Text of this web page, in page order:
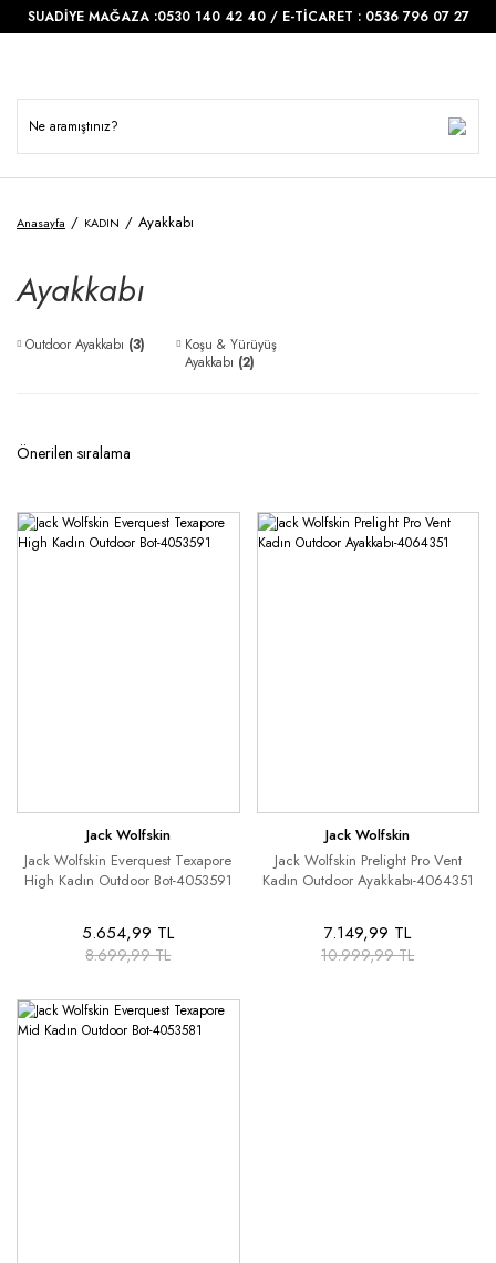
SUADİYE MAĞAZA :0530 140 42 40 / E-TİCARET : 0536 796 07 27
Anasayfa KADIN Ayakkabı
Ayakkabı
Outdoor Ayakkabı (3)
Koşu & Yürüyüş
Ayakkabı (2)
Jack Wolfskin
Jack Wolfskin Everquest Texapore
High Kadın Outdoor Bot-4053591
5.654,99 TL
8.699,99 TL
Jack Wolfskin
Jack Wolfskin Prelight Pro Vent
Kadın Outdoor Ayakkabı-4064351
7.149,99 TL
10.999,99 TL